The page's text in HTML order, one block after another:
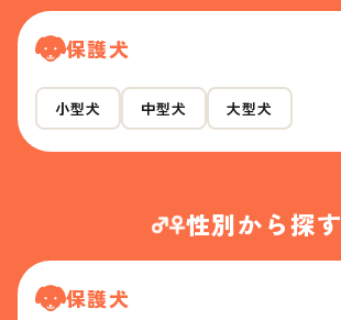
保護犬
小型犬 中型犬 大型犬
性別から探す
保護犬